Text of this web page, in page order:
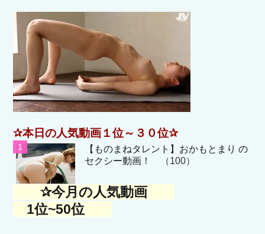
✰本日の人気動画１位～３０位✰
【ものまねタレント】おかもとまり の
セクシー動画！
（100）
✰今月の人気動画
1位~50位